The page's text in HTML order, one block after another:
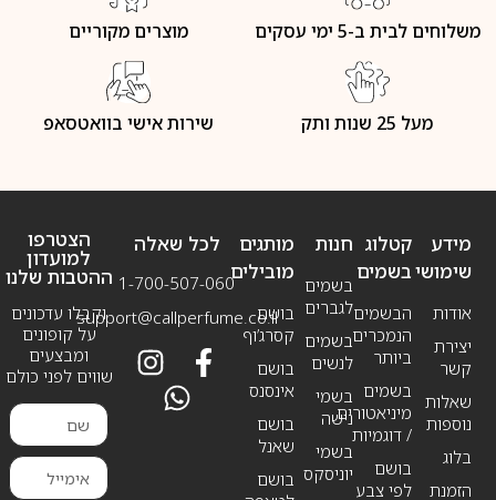
משלוחים לבית ב-5 ימי עסקים מוצרים מקוריים
מעל 25 שנות ותק שירות אישי בוואטסאפ
מידע
שימושי
אודות
יצירת
קשר
שאלות
נוספות
בלוג
הזמנת
חנות
בשמים
לגברים
בשמים
לנשים
בשמי
נישה
בשמי
יוניסקס
קטלוג
בשמים
הבשמים
הנמכרים
ביותר
בשמים
מיניאטורים
/ דוגמיות
בושם
לפי צבע
מותגים
מובילים
בושם
קסרג’וף
בושם
אינסנס
בושם
שאנל
בושם
לכל שאלה
1-700-507-060
support@callperfume.co.il
הצטרפו
למועדון
ההטבות שלנו
וקבלו עדכונים
על קופונים
ומבצעים
שווים לפני כולם